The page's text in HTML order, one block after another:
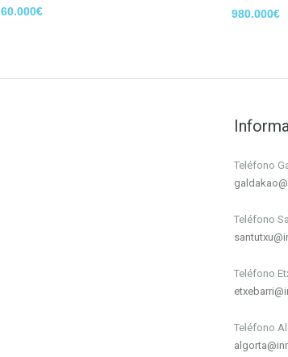
60.000€ 980.000€
Teléfono
Teléfono
Teléfono
Teléfono